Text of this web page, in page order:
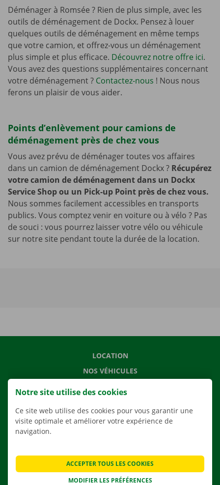
Déménager à Romsée ? Rien de plus simple, avec les
outils de déménagement de Dockx. Pensez à louer
quelques outils de déménagement en même temps
que votre camion, et offrez-vous un déménagement
plus simple et plus efficace. Découvrez notre offre ici.
Vous avez des questions supplémentaires concernant
votre déménagement ? Contactez-nous ! Nous nous
ferons un plaisir de vous aider.
Points d’enlèvement pour camions de
déménagement près de chez vous
Vous avez prévu de déménager toutes vos affaires
dans un camion de déménagement Dockx ? Récupérez
votre camion de déménagement dans un Dockx
Service Shop ou un Pick-up Point près de chez vous.
Nous sommes facilement accessibles en transports
publics. Vous comptez venir en voiture ou à vélo ? Pas
de souci : vous pourrez laisser votre vélo ou véhicule
sur notre site pendant toute la durée de la location.
LOCATION
NOS VÉHICULES
APPLI
CONTACTEZ NOUS
Notre site utilise des cookies
Ce site web utilise des cookies pour vous garantir une
visite optimale et améliorer votre expérience de
navigation.
MODIFIER LES PRÉFÉRENCES
ACCEPTER TOUS LES COOKIES